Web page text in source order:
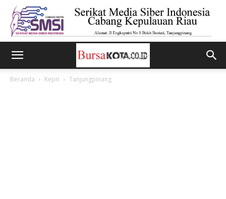
Beranda Kepri Tanjungpinang